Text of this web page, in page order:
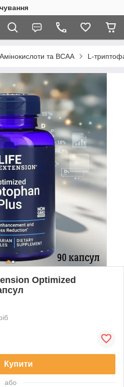
Амінокислоти та BCAA L-
Optimized
Купити
або